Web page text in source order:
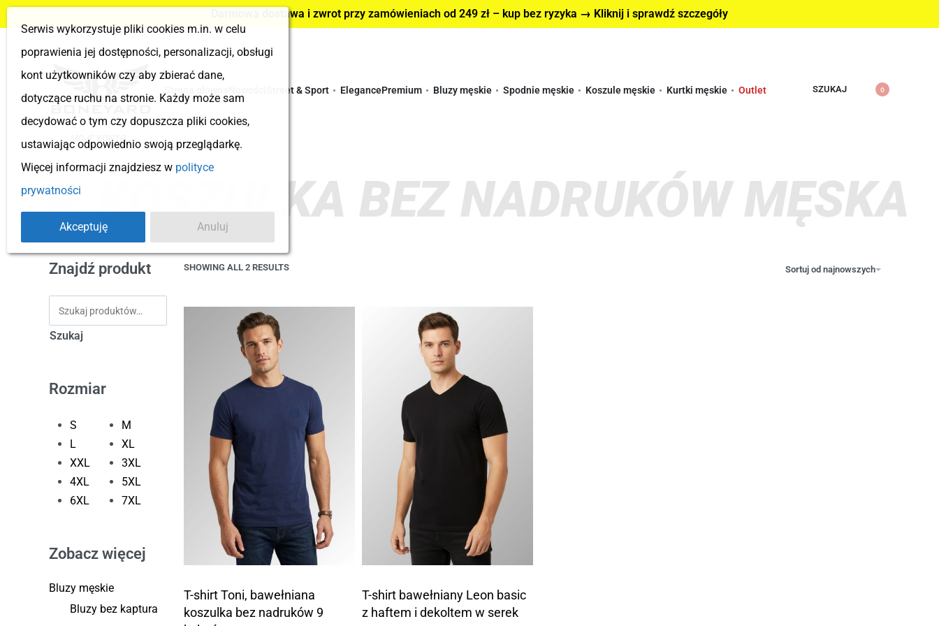
Darmowa dostawa i zwrot przy zamówieniach od 249 zł – kup bez ryzyka → Kliknij i sprawdź szczegóły
Street & Sport ElegancePremium Bluzy męskie Spodnie męskie Koszule męskie Kurtki męskie Outlet SZUKAJ 0
MOJE KONTO
KOSZULKA BEZ NADRUKÓW MĘSKA
Znajdź produkt
Szukaj
Rozmiar
S
M
L
XL
XXL
3XL
4XL
5XL
6XL
7XL
Zobacz więcej
Bluzy męskie
Bluzy bez kaptura
SHOWING ALL 2 RESULTS Sortuj od najnowszych
T-shirt Toni, bawełniana
koszulka bez nadruków 9
T-shirt bawełniany Leon basic
z haftem i dekoltem w serek
Serwis wykorzystuje pliki cookies m.in. w celu
poprawienia jej dostępności, personalizacji, obsługi
kont użytkowników czy aby zbierać dane,
dotyczące ruchu na stronie. Każdy może sam
decydować o tym czy dopuszcza pliki cookies,
ustawiając odpowiednio swoją przeglądarkę.
Więcej informacji znajdziesz w polityce
prywatności
Akceptuję Anuluj